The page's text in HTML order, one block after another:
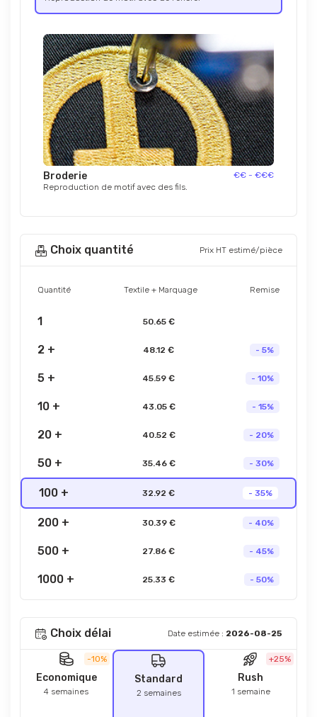
Broderie
€€ - €€€
Reproduction de motif avec des fils.
Choix quantité Prix HT estimé/pièce
Quantité Textile + Marquage Remise
1 50.65 €
2 + 48.12 € - 5%
5 + 45.59 € - 10%
10 + 43.05 € - 15%
20 + 40.52 € - 20%
50 + 35.46 € - 30%
100 + 32.92 € - 35%
200 + 30.39 € - 40%
500 + 27.86 € - 45%
1000 + 25.33 € - 50%
Choix délai Date estimée : 2026-08-25
-10%
Economique
4 semaines
Standard
2 semaines
+25%
Rush
1 semaine